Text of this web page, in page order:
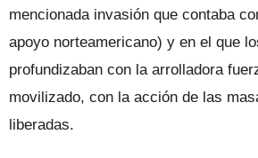
mencionada invasión que contaba
apoyo norteamericano) y en el que
profundizaban con la arrolladora
movilizado, con la acción de las
liberadas.